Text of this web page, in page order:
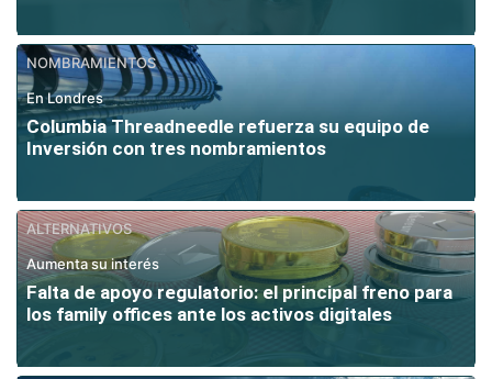
NOMBRAMIENTOS
En Londres
Columbia Threadneedle refuerza su equipo de
Inversión con tres nombramientos
ALTERNATIVOS
Aumenta su interés
Falta de apoyo regulatorio: el principal freno para
los family offices ante los activos digitales